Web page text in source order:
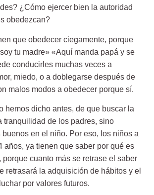
¿Cómo ejercer bien la autoridad
obedezcan?
que obedecer ciegamente, porque
tu madre» «Aquí manda papá y se
conducirles muchas veces a
miedo, o a doblegarse después de
malos modos a obedecer porque sí.
hemos dicho antes, de que buscar la
tranquilidad de los padres, sino
buenos en el niño. Por eso, los niños a
años, ya tienen que saber por qué es
porque cuanto más se retrase el saber
retrasará la adquisición de hábitos y el
por valores futuros.